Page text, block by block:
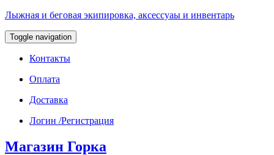
Лыжная и беговая экипировка, аксессуаы и инвентарь
Toggle navigation
Контакты
Оплата
Доставка
Логин /Регистрация
Магазин Горка